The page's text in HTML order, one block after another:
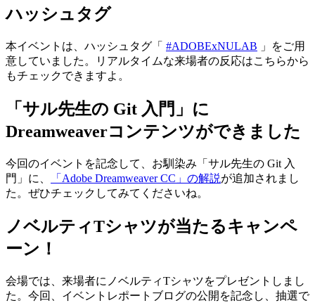
ハッシュタグ
本イベントは、ハッシュタグ「 #ADOBExNULAB 」をご用
意していました。リアルタイムな来場者の反応はこちらから
もチェックできますよ。
「サル先生の Git 入門」に
Dreamweaverコンテンツができました
今回のイベントを記念して、お馴染み「サル先生の Git 入
門」に、
「Adobe Dreamweaver CC」の解説が追加されまし
た。ぜひチェックしてみてくださいね。
ノベルティTシャツが当たるキャンペ
ーン！
会場では、来場者にノベルティTシャツをプレゼントしまし
た。今回、イベントレポートブログの公開を記念し、抽選で